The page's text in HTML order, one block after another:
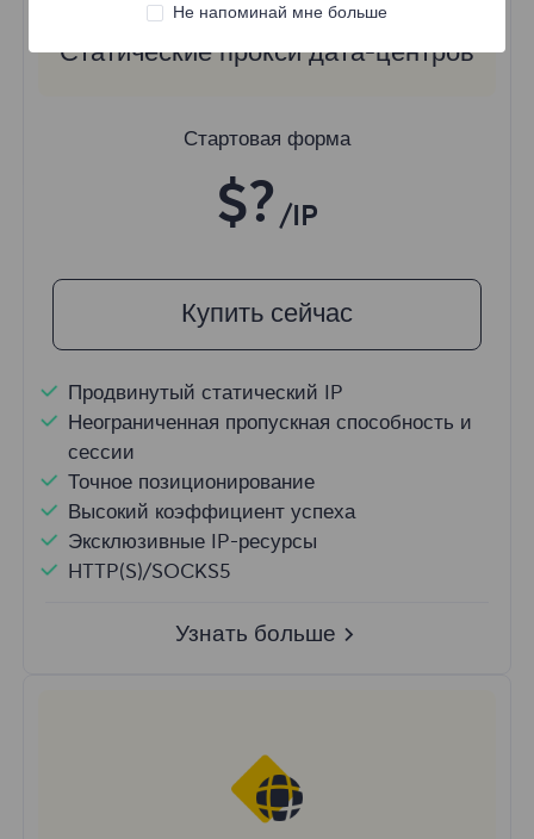
Статические прокси дата-центров
Стартовая форма
$? /IP
Купить сейчас
Продвинутый статический IP
Неограниченная пропускная способность и
сессии
Точное позиционирование
Высокий коэффициент успеха
Эксклюзивные IP-ресурсы
HTTP(S)/SOCKS5
Узнать больше
Не напоминай мне больше